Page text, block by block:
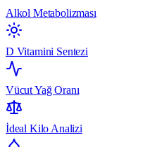
Alkol Metabolizması
D Vitamini Sentezi
Vücut Yağ Oranı
İdeal Kilo Analizi